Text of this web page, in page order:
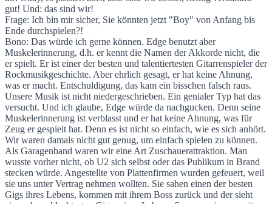
gut! Und: das sind wir!
Frage: Ich bin mir sicher, Sie könnten jetzt "Boy" von Anfang bis
Ende durchspielen?!
Bono: Das würde ich gerne können. Edge benutzt aber
Muskelerinnerung, d.h. er kennt die Namen der Akkorde nicht, die
er spielt. Er ist einer der besten und talentiertesten Gitarrenspieler der
Rockmusikgeschichte. Aber ehrlich gesagt, er hat keine Ahnung,
was er macht. Entschuldigung, das kam ein bisschen falsch raus.
Unsere Musik ist nicht niedergeschrieben. Ein genialer Typ hat das
versucht. Und ich glaube, Edge würde da nachgucken. Denn seine
Muskelerinnerung ist verblasst und er hat keine Ahnung, was für
Zeug er gespielt hat. Denn es ist nicht so einfach, wie es sich anhört.
Wir waren damals nicht gut genug, um einfach spielen zu können.
Als Garagenband waren wir eine Art Zuschauerattraktion. Man
wusste vorher nicht, ob U2 sich selbst oder das Publikum in Brand
stecken würde. Angestellte von Plattenfirmen wurden gefeuert, weil
sie uns unter Vertrag nehmen wollten. Sie sahen einen der besten
Gigs ihres Lebens, kommen mit ihrem Boss zurück und der sieht